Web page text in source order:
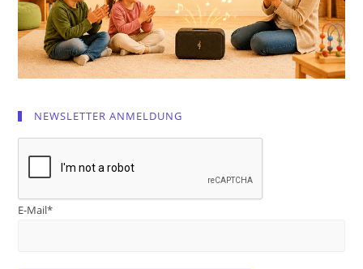
NEWSLETTER ANMELDUNG
E-Mail*